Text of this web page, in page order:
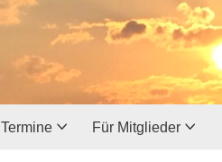
Termine Für Mitglieder